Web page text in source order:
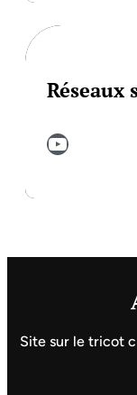
Réseaux
YouTube
Site sur le tricot